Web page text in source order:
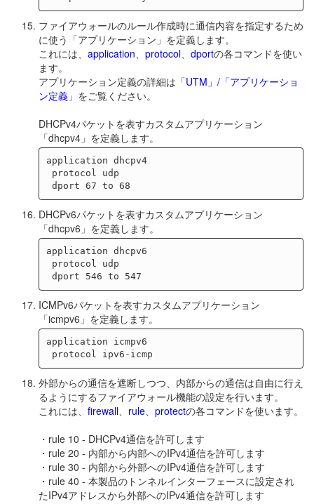
ファイアウォールのルール作成時に通信内容を指定するため
に使う「アプリケーション」を定義します。
これには、 application protocol dportの各コマンドを使い
ます。
アプリケーション定義の詳細は 「UTM」/「アプリケーショ
ン定義」 をご覧ください。
DHCPv4パケットを表すカスタムアプリケーション
「dhcpv4」を定義します。
application dhcpv4
DHCPv6パケットを表すカスタムアプリケーション
「dhcpv6」を定義します。
application dhcpv6
ICMPv6パケットを表すカスタムアプリケーション
「icmpv6」を定義します。
application icmpv6
外部からの通信を遮断しつつ、内部からの通信は自由に行え
るようにするファイアウォール機能の設定を行います。
これには、 firewall rule protectの各コマンドを使います。
・rule 10 - DHCPv4通信を許可します
・rule 20 - 内部から内部へのIPv4通信を許可します
・rule 30 - 内部から外部へのIPv4通信を許可します
・rule 40 - 本製品のトンネルインターフェースに設定され
たIPv4アドレスから外部へのIPv4通信を許可します